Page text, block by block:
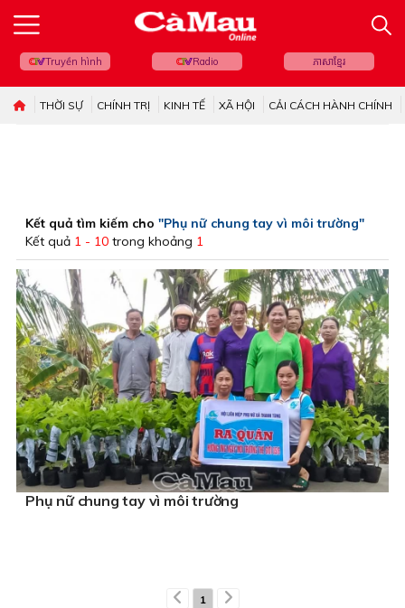
Truyền hình Radio ភាសាខ្មែរ
THỜI SỰ CHÍNH TRỊ KINH TẾ XÃ HỘI CẢI CÁCH HÀNH CHÍNH
Kết quả tìm kiếm cho "Phụ nữ chung tay vì môi trường"
Kết quả 1 - 10 trong khoảng 1
Phụ nữ chung tay vì môi trường
1